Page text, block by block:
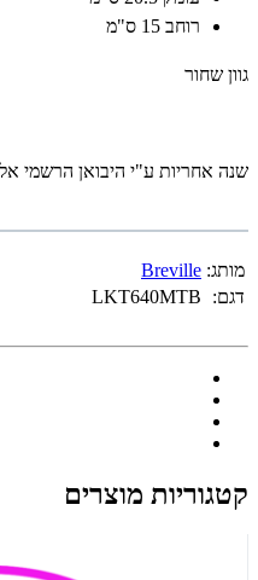
רוחב 15 ס"מ
גוון שחור
שנה אחריות ע"י היבואן הרשמי
מותג: Breville
דגם:
LKT640MTB
קטגוריות מוצרים